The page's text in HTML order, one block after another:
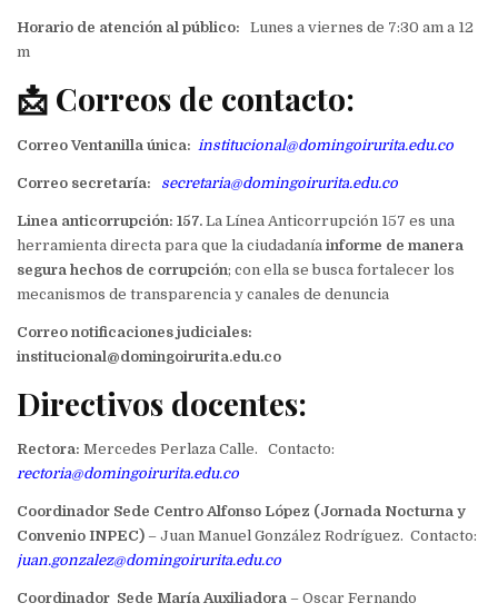
Horario de atención al público: Lunes a viernes de 7:30 am a 12
m
📩 Correos de contacto:
Correo Ventanilla única: institucional@domingoirurita.edu.co
Correo secretaría: secretaria@domingoirurita.edu.co
Linea anticorrupción: 157. La Línea Anticorrupción 157 es una
herramienta directa para que la ciudadanía informe de manera
segura hechos de corrupción; con ella se busca fortalecer los
mecanismos de transparencia y canales de denuncia
Correo notificaciones judiciales:
institucional@domingoirurita.edu.co
Directivos docentes:
Rectora: Mercedes Perlaza Calle. Contacto:
rectoria@domingoirurita.edu.co
Coordinador Sede Centro Alfonso López (Jornada Nocturna y
Convenio INPEC) – Juan Manuel González Rodríguez. Contacto:
juan.gonzalez@domingoirurita.edu.co
Coordinador Sede María Auxiliadora – Oscar Fernando